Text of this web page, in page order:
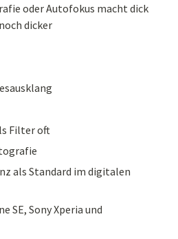
oder Autofokus macht dick
dicker
Filter oft
als Standard im digitalen
SE, Sony Xperia und